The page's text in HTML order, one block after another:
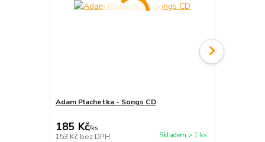
Adam Plachetka - Songs CD
185 Kč/ks
153 Kč bez DPH Skladem > 1 ks